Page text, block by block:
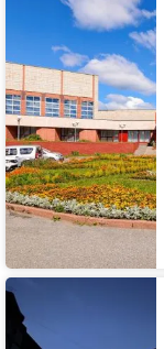
Гостиница
Art
Plaza